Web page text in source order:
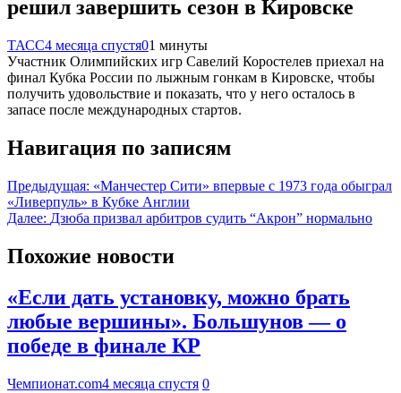
решил завершить сезон в Кировске
ТАСС4 месяца спустя01 минуты
Участник Олимпийских игр Савелий Коростелев приехал на
финал Кубка России по лыжным гонкам в Кировске, чтобы
получить удовольствие и показать, что у него осталось в
запасе после международных стартов.
Навигация по записям
Предыдущая: «Манчестер Сити» впервые с 1973 года обыграл
«Ливерпуль» в Кубке Англии
Далее: Дзюба призвал арбитров судить “Акрон” нормально
Похожие новости
«Если дать установку, можно брать
любые вершины». Большунов — о
победе в финале КР
Чемпионат.com4 месяца спустя 0